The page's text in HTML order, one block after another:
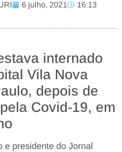
6 julho, 2021 16:13
internado
Vila Nova
depois de
Covid-19, em
e presidente do Jornal